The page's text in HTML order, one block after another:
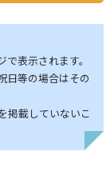
表示されます。
日等の場合はその
掲載していないこ